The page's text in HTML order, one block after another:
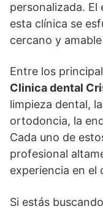
personalizada. El
esta clínica se
cercano y
Entre los
Clinica dental
limpieza dental,
ortodoncia, la
Cada uno de
profesional
experiencia en el
Si estás